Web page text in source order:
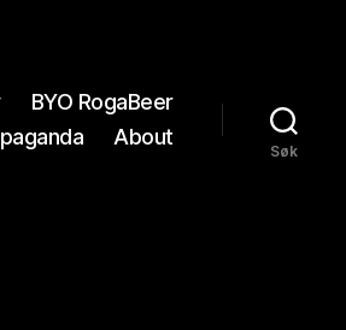
BYO RogaBeer
About
Søk